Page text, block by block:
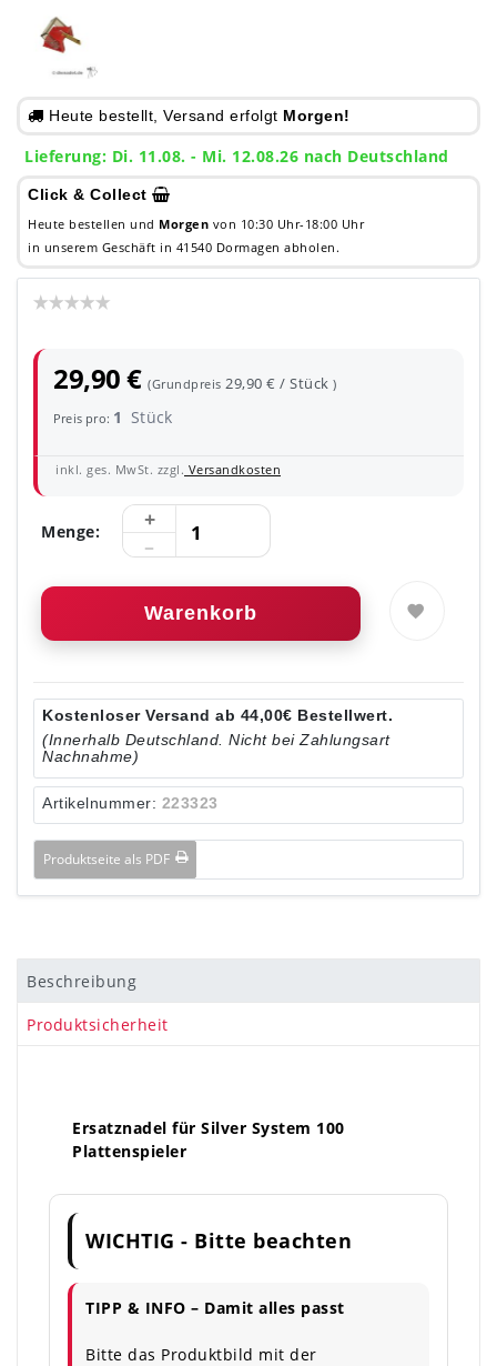
Heute bestellt, Versand erfolgt Morgen!
Lieferung: Di. 11.08. - Mi. 12.08.26 nach Deutschland
Click & Collect
Heute bestellen und Morgen von 10:30 Uhr-18:00 Uhr
in unserem Geschäft in 41540 Dormagen abholen.
29,90 €(Grundpreis29,90 € / Stück)
Preis pro: 1 Stück
inkl. ges. MwSt. zzgl. Versandkosten
Menge:
Warenkorb
Kostenloser Versand ab 44,00€ Bestellwert.
(Innerhalb Deutschland. Nicht bei Zahlungsart
Nachnahme)
Artikelnummer: 223323
Produktseite als PDF
Beschreibung
Produktsicherheit
Ersatznadel für Silver System 100
Plattenspieler
WICHTIG - Bitte beachten
TIPP & INFO – Damit alles passt
Bitte das Produktbild mit der